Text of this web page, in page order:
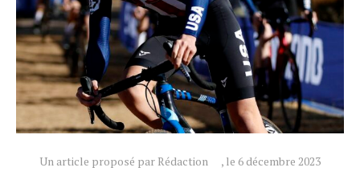
Un article proposé par Rédaction , le 6 décembre 2023